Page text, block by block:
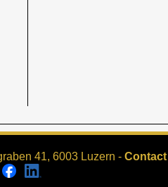
41, 6003 Luzern -